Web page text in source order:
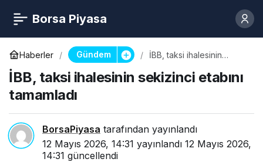
Borsa Piyasa
Haberler Gündem
İBB, taksi ihalesinin
tamamladı
İBB, taksi ihalesinin sekizinci etabını
tamamladı
BorsaPiyasa tarafından yayınlandı
12 Mayıs 2026, 14:31 yayınlandı 12 Mayıs 2026,
14:31 güncellendi